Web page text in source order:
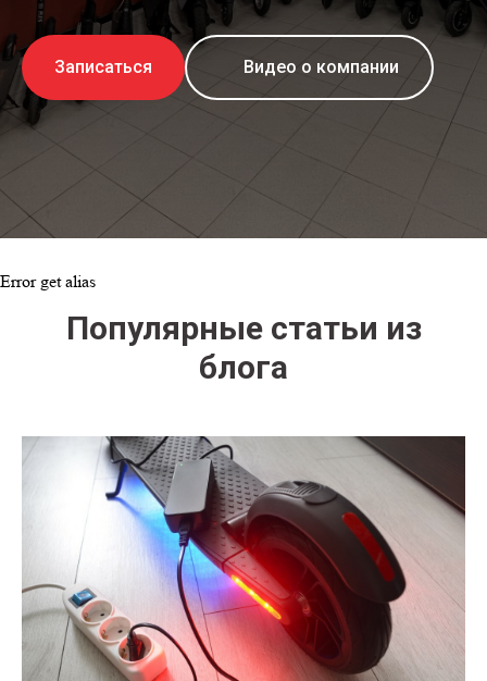
Записаться Видео о компании
Error get alias
Популярные статьи из
блога